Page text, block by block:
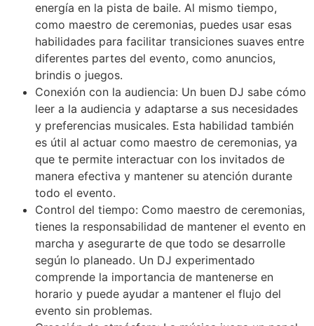
energía en la pista de baile. Al mismo tiempo,
como maestro de ceremonias, puedes usar esas
habilidades para facilitar transiciones suaves entre
diferentes partes del evento, como anuncios,
brindis o juegos.
Conexión con la audiencia: Un buen DJ sabe cómo
leer a la audiencia y adaptarse a sus necesidades
y preferencias musicales. Esta habilidad también
es útil al actuar como maestro de ceremonias, ya
que te permite interactuar con los invitados de
manera efectiva y mantener su atención durante
todo el evento.
Control del tiempo: Como maestro de ceremonias,
tienes la responsabilidad de mantener el evento en
marcha y asegurarte de que todo se desarrolle
según lo planeado. Un DJ experimentado
comprende la importancia de mantenerse en
horario y puede ayudar a mantener el flujo del
evento sin problemas.